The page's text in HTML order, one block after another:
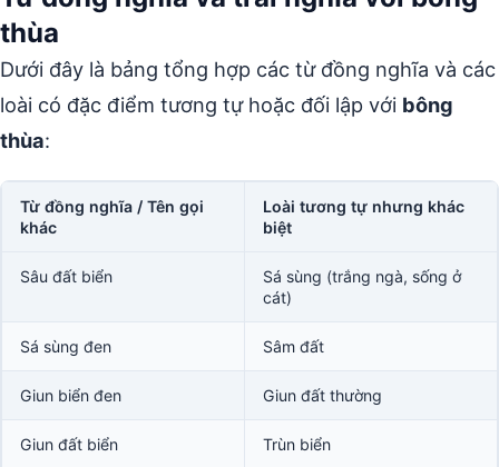
thùa
Dưới đây là bảng tổng hợp các từ đồng nghĩa và các
loài có đặc điểm tương tự hoặc đối lập với bông
thùa:
Từ đồng nghĩa / Tên gọi
khác
Loài tương tự nhưng khác
biệt
Sâu đất biển
Sá sùng (trắng ngà, sống ở
cát)
Sá sùng đen Sâm đất
Giun biển đen Giun đất thường
Giun đất biển Trùn biển